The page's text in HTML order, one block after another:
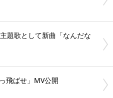
題歌として新曲「なんだな
飛ばせ」MV公開